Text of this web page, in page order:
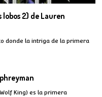
lobos 2) de Lauren
donde la intriga de la primera
King) es la primera